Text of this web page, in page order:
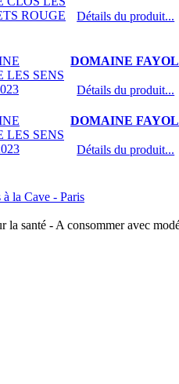
Détails du produit...
DOMAINE
Détails du produit...
DOMAINE
Détails du produit...
à la Cave - Paris
la santé - A consommer avec